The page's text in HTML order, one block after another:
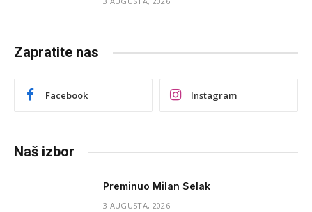
Zapratite nas
Facebook Instagram
Naš izbor
Preminuo Milan Selak
3 AUGUSTA, 2026